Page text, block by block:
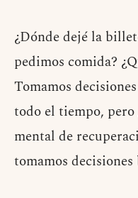
¿Dónde dejé la
pedimos comida?
Tomamos
todo el tiempo,
mental de
tomamos